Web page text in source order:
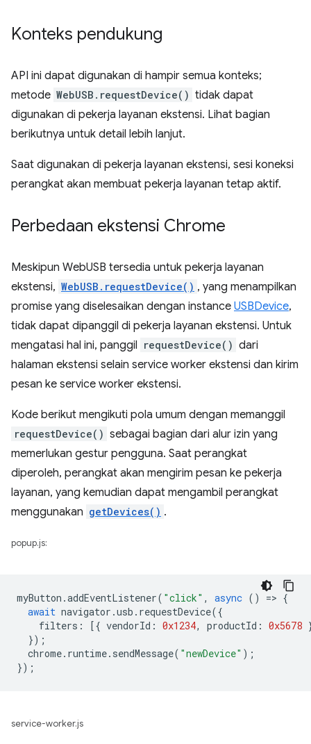
Konteks pendukung
API ini dapat digunakan di hampir semua konteks;
metode WebUSB.requestDevice() tidak dapat
digunakan di pekerja layanan ekstensi. Lihat bagian
berikutnya untuk detail lebih lanjut.
Saat digunakan di pekerja layanan ekstensi, sesi koneksi
perangkat akan membuat pekerja layanan tetap aktif.
Perbedaan ekstensi Chrome
Meskipun WebUSB tersedia untuk pekerja layanan
ekstensi, WebUSB.requestDevice() , yang menampilkan
promise yang diselesaikan dengan instance USBDevice,
tidak dapat dipanggil di pekerja layanan ekstensi. Untuk
mengatasi hal ini, panggil requestDevice() dari
halaman ekstensi selain service worker ekstensi dan kirim
pesan ke service worker ekstensi.
Kode berikut mengikuti pola umum dengan memanggil
requestDevice() sebagai bagian dari alur izin yang
memerlukan gestur pengguna. Saat perangkat
diperoleh, perangkat akan mengirim pesan ke pekerja
layanan, yang kemudian dapat mengambil perangkat
menggunakan getDevices() .
popup.js:
myButton .addEventListener( "click" , async () => {
await navigator .usb . requestDevice({
filters : [{ vendorId : 0x1234, productId : 0x5678
});
chrome. runtime. sendMessage( "newDevice" );
});
service-worker.js